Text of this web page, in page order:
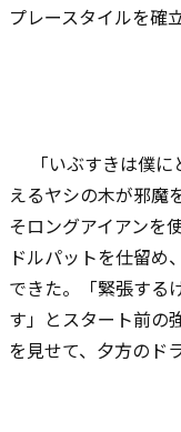
プレースタイルを確
「いぶすきは僕
えるヤシの木が邪魔
そロングアイアンを
ドルパットを仕留め
できた。「緊張する
す」とスタート前の
を見せて、夕方のド